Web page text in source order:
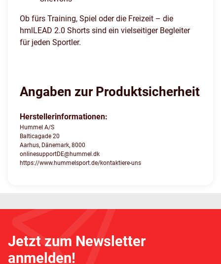
Ob fürs Training, Spiel oder die Freizeit – die
hmlLEAD 2.0 Shorts sind ein vielseitiger Begleiter
für jeden Sportler.
Angaben zur Produktsicherheit
Herstellerinformationen:
Hummel A/S
Balticagade 20
Aarhus, Dänemark, 8000
onlinesupportDE@hummel.dk
https://www.hummelsport.de/kontaktiere-uns
Jetzt zum Newsletter
anmelden!